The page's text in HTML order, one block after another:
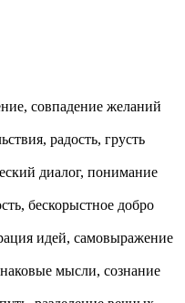
совпадение желаний
радость, грусть
диалог, понимание
бескорыстное добро
идей, самовыражение
мысли, сознание